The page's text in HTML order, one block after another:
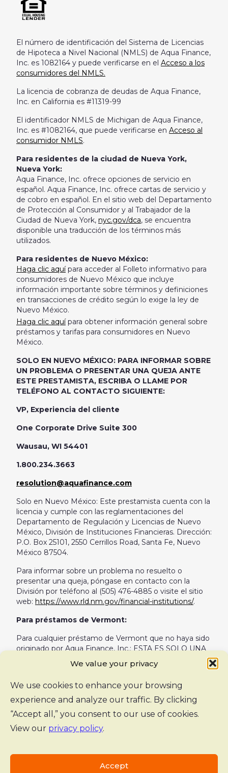
We value your privacy
We use cookies to enhance your browsing
experience and analyze our traffic. By clicking
“Accept all,” you consent to our use of cookies.
View our privacy policy.
Accept
El número de identificación del Sistema de Licencias
de Hipoteca a Nivel Nacional (NMLS) de Aqua Finance,
Inc. es 1082164 y puede verificarse en el Acceso a los
consumidores del NMLS.
La licencia de cobranza de deudas de Aqua Finance,
Inc. en California es #11319-99
El identificador NMLS de Michigan de Aqua Finance,
Inc. es #1082164, que puede verificarse en Acceso al
consumidor NMLS.
Para residentes de la ciudad de Nueva York,
Nueva York:
Aqua Finance, Inc. ofrece opciones de servicio en
español. Aqua Finance, Inc. ofrece cartas de servicio y
de cobro en español. En el sitio web del Departamento
de Protección al Consumidor y al Trabajador de la
Ciudad de Nueva York, nyc.gov/dca, se encuentra
disponible una traducción de los términos más
utilizados.
Para residentes de Nuevo México:
Haga clic aquípara acceder al Folleto informativo para
consumidores de Nuevo México que incluye
información importante sobre términos y definiciones
en transacciones de crédito según lo exige la ley de
Nuevo México.
Haga clic aquípara obtener información general sobre
préstamos y tarifas para consumidores en Nuevo
México.
SOLO EN NUEVO MÉXICO: PARA INFORMAR SOBRE
UN PROBLEMA O PRESENTAR UNA QUEJA ANTE
ESTE PRESTAMISTA, ESCRIBA O LLAME POR
TELÉFONO AL CONTACTO SIGUIENTE:
VP, Experiencia del cliente
One Corporate Drive Suite 300
Wausau, WI 54401
1.800.234.3663
resolution@aquafinance.com
Solo en Nuevo México: Este prestamista cuenta con la
licencia y cumple con las reglamentaciones del
Departamento de Regulación y Licencias de Nuevo
México, División de Instituciones Financieras. Dirección:
P.O. Box 25101, 2550 Cerrillos Road, Santa Fe, Nuevo
México 87504.
Para informar sobre un problema no resuelto o
presentar una queja, póngase en contacto con la
División por teléfono al (505) 476-4885 o visite el sitio
web: https://www.rld.nm.gov/financial-institutions/.
Para préstamos de Vermont:
Para cualquier préstamo de Vermont que no haya sido
originado por Aqua Finance, Inc.: ESTA ES SOLO UNA
SOLICITUD DE PRÉSTAMO. AQUA FINANCE, INC. NO
ES EL PRESTAMISTA. LA INFORMACIÓN RECIBIDA
EN RELACIÓN CON SU CONSULTA DE PRÉSTAMO.
EL PRESTAMISTA PUEDE NO ESTAR SUJETO A
TODAS LAS LEYES DE PRÉSTAMOS DE VERMONT.
EL PRESTAMISTA PUEDE ESTAR SUJETO A LAS
LEYES FEDERALES DE PRÉSTAMOS.